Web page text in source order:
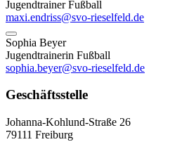
Jugendtrainer Fußball
maxi.endriss@svo-rieselfeld.de
Sophia Beyer
Jugendtrainerin Fußball
sophia.beyer@svo-rieselfeld.de
Geschäftsstelle
Johanna-Kohlund-Straße 26
79111 Freiburg